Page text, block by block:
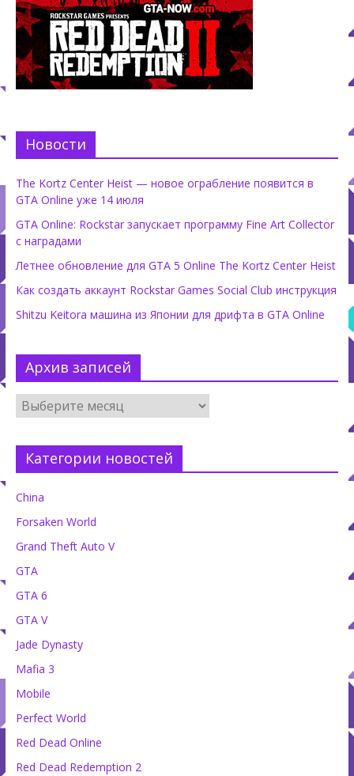
Новости
The Kortz Center Heist — новое ограбление появится в
GTA Online уже 14 июля
GTA Online: Rockstar запускает программу Fine Art Collector
с наградами
Летнее обновление для GTA 5 Online The Kortz Center Heist
Как создать аккаунт Rockstar Games Social Club инструкция
Shitzu Keitora машина из Японии для дрифта в GTA Online
Архив записей
Категории новостей
China
Forsaken World
Grand Theft Auto V
GTA
GTA 6
GTA V
Jade Dynasty
Mafia 3
Mobile
Perfect World
Red Dead Online
Red Dead Redemption 2